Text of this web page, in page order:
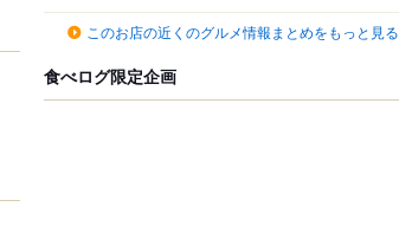
このお店の近くのグルメ情報まとめをもっと見る
食べログ限定企画